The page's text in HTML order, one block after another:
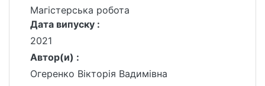
Магістерська робота
Дата випуску :
2021
Автор(и) :
Огеренко Вікторія Вадимівна